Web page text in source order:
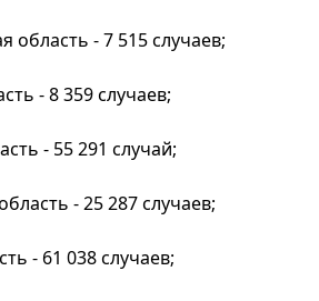
область - 7 515 случаев;
- 8 359 случаев;
- 55 291 случай;
- 25 287 случаев;
- 61 038 случаев;